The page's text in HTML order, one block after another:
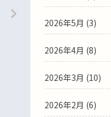
2026年5月 (3)
2026年4月 (8)
2026年3月 (10)
2026年2月 (6)